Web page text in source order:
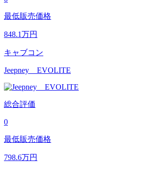
最低販売価格
848.1万円
キャブコン
Jeepney EVOLITE
総合評価
0
最低販売価格
798.6万円